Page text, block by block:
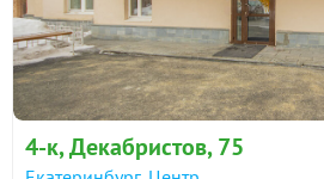
4-к, Декабристов, 75